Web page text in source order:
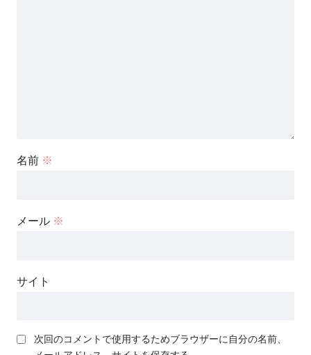
名前 ※
メール ※
サイト
次回のコメントで使用するためブラウザーに自分の名前、